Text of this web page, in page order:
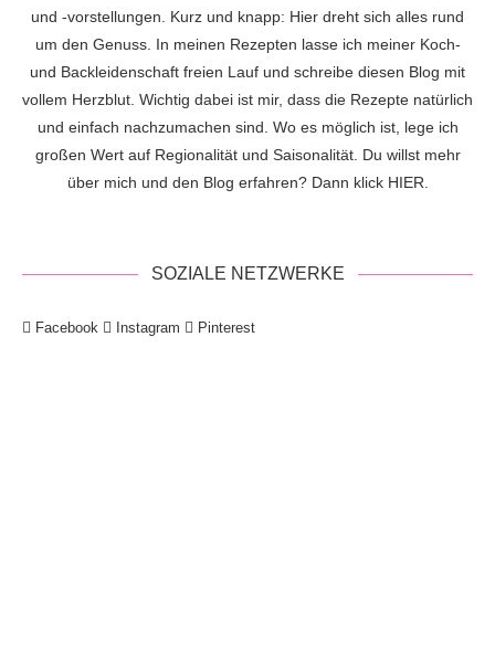
und -vorstellungen. Kurz und knapp: Hier dreht sich alles rund
um den Genuss. In meinen Rezepten lasse ich meiner Koch-
und Backleidenschaft freien Lauf und schreibe diesen Blog mit
vollem Herzblut. Wichtig dabei ist mir, dass die Rezepte natürlich
und einfach nachzumachen sind. Wo es möglich ist, lege ich
großen Wert auf Regionalität und Saisonalität. Du willst mehr
über mich und den Blog erfahren? Dann klick HIER.
SOZIALE NETZWERKE
Facebook Instagram Pinterest